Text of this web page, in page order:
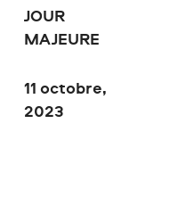
JOUR
MAJEURE
11 octobre,
2023